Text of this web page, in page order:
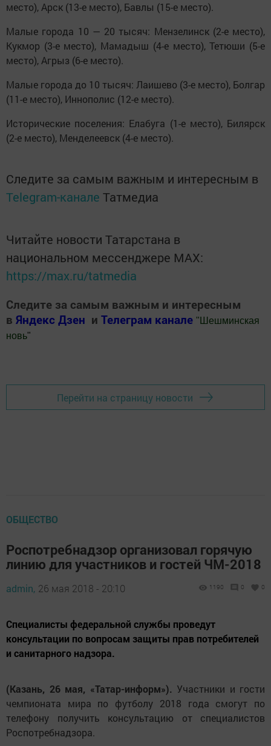
место), Арск (13-е место), Бавлы (15-е место).
Малые города 10 — 20 тысяч: Мензелинск (2-е место),
Кукмор (3-е место), Мамадыш (4-е место), Тетюши (5-е
место), Агрыз (6-е место).
Малые города до 10 тысяч: Лаишево (3-е место), Болгар
(11-е место), Иннополис (12-е место).
Исторические поселения: Елабуга (1-е место), Билярск
(2-е место), Менделеевск (4-е место).
Следите за самым важным и интересным в
Telegram-канале Татмедиа
Читайте новости Татарстана в
национальном мессенджере MАХ:
https://max.ru/tatmedia
Следите за самым важным и интересным
в Яндекс Дзен и Телеграм канале " Шешминская
новь"
Перейти на страницу новости
ОБЩЕСТВО
Роспотребнадзор организовал горячую
линию для участников и гостей ЧМ-2018
admin, 26 мая 2018 - 20:10 1190 0 0
Специалисты федеральной службы проведут
консультации по вопросам защиты прав потребителей
и санитарного надзора.
(Казань, 26 мая, «Татар-информ»). Участники и гости
чемпионата мира по футболу 2018 года смогут по
телефону получить консультацию от специалистов
Роспотребнадзора.